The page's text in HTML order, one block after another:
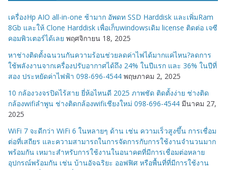
มู่
เครื่องHp AIO all-in-one ช้ามาก อัพดท SSD Harddisk และเพิ่มRam
8Gb และให้ Clone Harddisk เพื่อเก็บwindowsเดิม license ติดต่อ เจซี
คอมพิวเตอร์ได้เลย พฤศจิกายน 18, 2025
หาช่างติดตั้งฉนวนกันความร้อนช่วยลดค่าไฟได้มากแค่ไหน?ลดการ
ใช้พลังงานจากเครื่องปรับอากาศได้ถึง 24% ในปีแรก และ 36% ในปีที่
สอง ประหยัดค่าไฟฟ้า 098-696-4544 พฤษภาคม 2, 2025
10 กล้องวงจรปิดไร้สาย ยี่ห้อไหนดี 2025 ภาพชัด ติดตั้งง่าย ช่างติด
กล้องwifiลำพูน ช่างติดกล้องwifiเชียงใหม่ 098-696-4544 มีนาคม 27,
2025
WiFi 7 จะดีกว่า WiFi 6 ในหลายๆ ด้าน เช่น ความเร็วสูงขึ้น การเชื่อม
ต่อที่เสถียร และความสามารถในการจัดการกับการใช้งานจำนวนมาก
พร้อมกัน เหมาะสำหรับการใช้งานในอนาคตที่มีการเชื่อมต่อหลาย
อุปกรณ์พร้อมกัน เช่น บ้านอัจฉริยะ ออฟฟิศ หรือพื้นที่ที่มีการใช้งาน